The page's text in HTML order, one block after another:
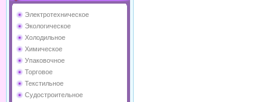
Электротехническое
Экологическое
Холодильное
Химическое
Упаковочное
Торговое
Текстильное
Судостроительное